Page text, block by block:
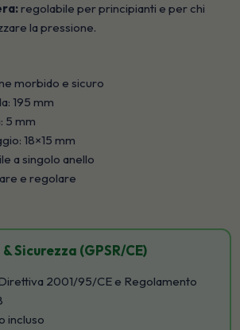
regolabile per principianti e per chi
la pressione.
morbido e sicuro
195 mm
5 mm
18×15 mm
a singolo anello
e regolare
Sicurezza (GPSR/CE)
2001/95/CE e Regolamento
incluso